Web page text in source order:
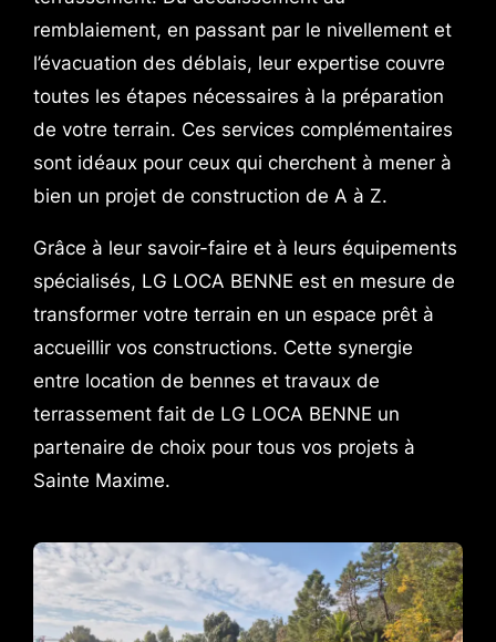
remblaiement, en passant par le nivellement et
l’évacuation des déblais, leur expertise couvre
toutes les étapes nécessaires à la préparation
de votre terrain. Ces services complémentaires
sont idéaux pour ceux qui cherchent à mener à
bien un projet de construction de A à Z.
Grâce à leur savoir-faire et à leurs équipements
spécialisés, LG LOCA BENNE est en mesure de
transformer votre terrain en un espace prêt à
accueillir vos constructions. Cette synergie
entre location de bennes et travaux de
terrassement fait de LG LOCA BENNE un
partenaire de choix pour tous vos projets à
Sainte Maxime.